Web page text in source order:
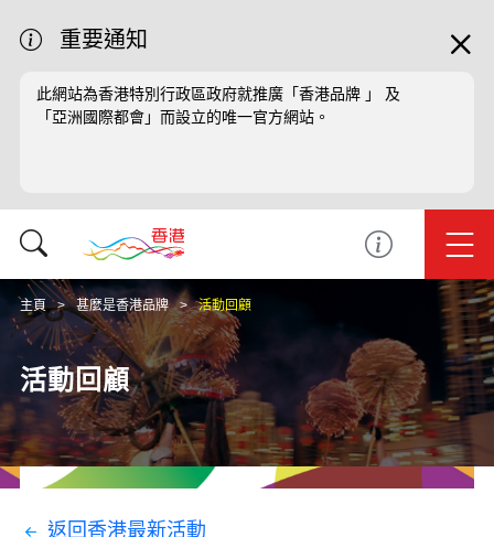
重要通知
此網站為香港特別行政區政府就推廣「香港品牌 」 及
「亞洲國際都會」而設立的唯一官方網站。
主頁 甚麼是香港品牌 活動回顧
活動回顧
返回香港最新活動